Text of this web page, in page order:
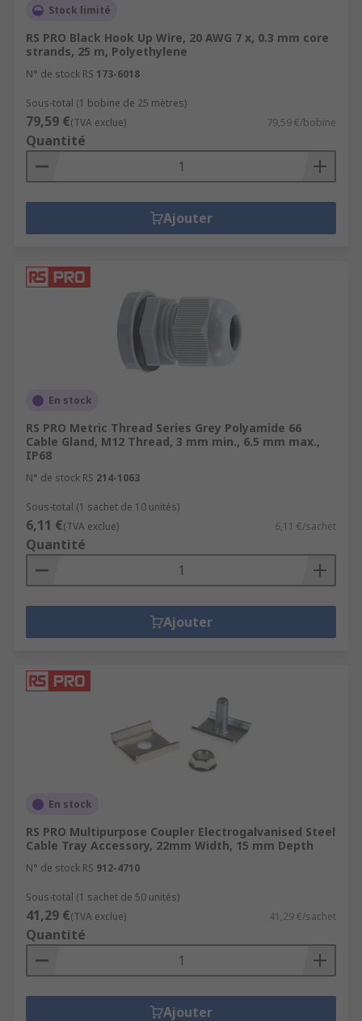
Stock limité
RS PRO Black Hook Up Wire, 20 AWG 7 x, 0.3 mm core
strands, 25 m, Polyethylene
N° de stock RS 173-6018
Sous-total (1 bobine de 25 mètres)
79,59 €(TVA exclue) 79,59 €/bobine
Quantité
Ajouter
En stock
RS PRO Metric Thread Series Grey Polyamide 66
Cable Gland, M12 Thread, 3 mm min., 6.5 mm max.,
IP68
N° de stock RS 214-1063
Sous-total (1 sachet de 10 unités)
6,11 €(TVA exclue) 6,11 €/sachet
Quantité
Ajouter
En stock
RS PRO Multipurpose Coupler Electrogalvanised Steel
Cable Tray Accessory, 22mm Width, 15 mm Depth
N° de stock RS 912-4710
Sous-total (1 sachet de 50 unités)
41,29 €(TVA exclue) 41,29 €/sachet
Quantité
Ajouter